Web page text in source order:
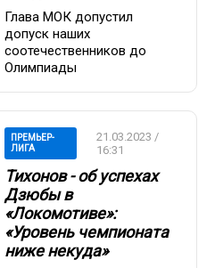
Глава МОК допустил
допуск наших
соотечественников до
Олимпиады
ПРЕМЬЕР-
ЛИГА
21.03.2023 /
16:31
Тихонов - об успехах
Дзюбы в
«Локомотиве»:
«Уровень чемпионата
ниже некуда»